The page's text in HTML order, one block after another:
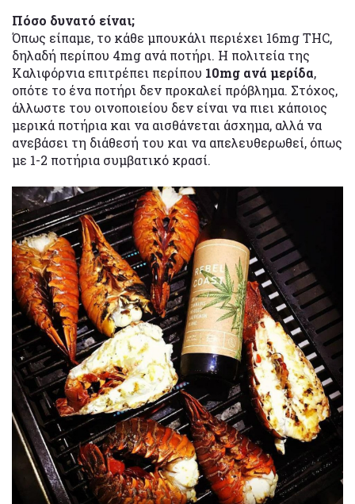
Πόσο δυνατό είναι;
Όπως είπαμε, το κάθε μπουκάλι περιέχει 16mg THC,
δηλαδή περίπου 4mg ανά ποτήρι. Η πολιτεία της
Καλιφόρνια επιτρέπει περίπου 10mg ανά μερίδα,
οπότε το ένα ποτήρι δεν προκαλεί πρόβλημα. Στόχος,
άλλωστε του οινοποιείου δεν είναι να πιει κάποιος
μερικά ποτήρια και να αισθάνεται άσχημα, αλλά να
ανεβάσει τη διάθεσή του και να απελευθερωθεί, όπως
με 1-2 ποτήρια συμβατικό κρασί.